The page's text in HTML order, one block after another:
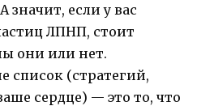
значит, если у вас
ЛПНП, стоит
они или нет.
(стратегий,
сердце) — это то, что